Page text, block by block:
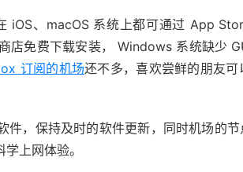
、macOS 系统上都可通过 App
免费下载安装， Windows 系统缺少
订阅的机场还不多，喜欢尝鲜的朋友
件，保持及时的软件更新，同时机场的
上网体验。